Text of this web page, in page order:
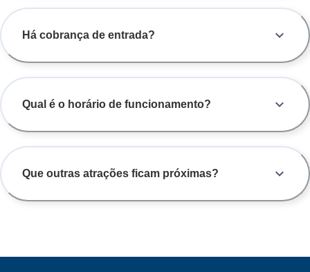
Há cobrança de entrada?
Qual é o horário de funcionamento?
Que outras atrações ficam próximas?